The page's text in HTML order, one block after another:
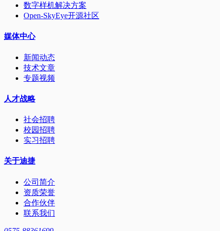
数字样机解决方案
Open-SkyEye开源社区
媒体中心
新闻动态
技术文章
专题视频
人才战略
社会招聘
校园招聘
实习招聘
关于迪捷
公司简介
资质荣誉
合作伙伴
联系我们